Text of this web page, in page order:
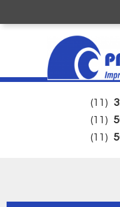
(11)
(11)
(11)